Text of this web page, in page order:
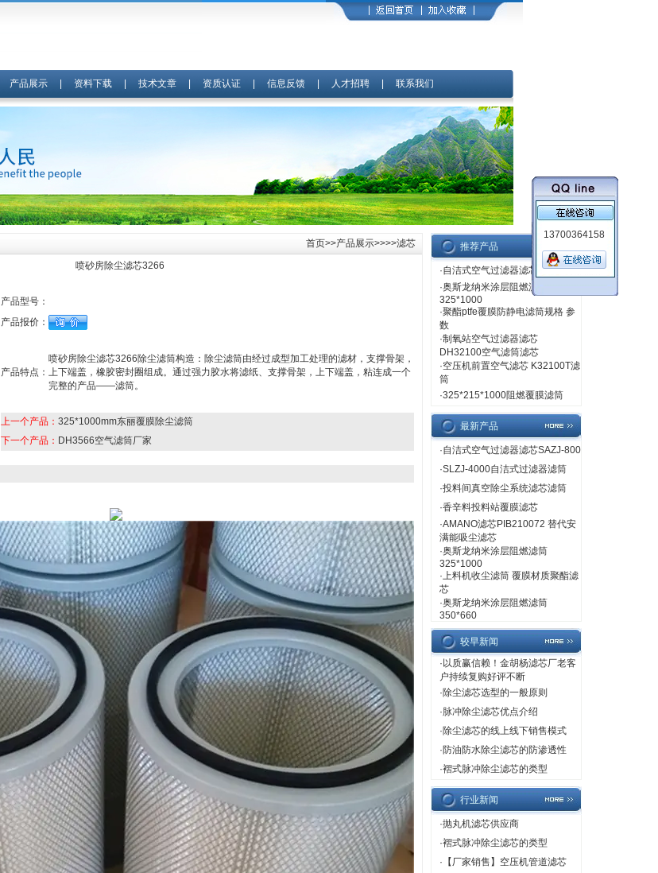
产品展示| 资料下载| 技术文章| 资质认证| 信息反馈| 人才招聘| 联系我们
首页>>产品展示>>>>滤芯
喷砂房除尘滤芯3266
产品型号：
产品报价：
产品特点：
喷砂房除尘滤芯3266除尘滤筒构造：除尘滤筒由经过成型加工处理的滤材，支撑骨架，
上下端盖，橡胶密封圈组成。通过强力胶水将滤纸、支撑骨架，上下端盖，粘连成一个
完整的产品——滤筒。
上一个产品： 325*1000mm东丽覆膜除尘滤筒
下一个产品： DH3566空气滤筒厂家
推荐产品
·自洁式空气过滤器滤芯SAZJ-800
·奥斯龙纳米涂层阻燃滤筒
325*1000
·聚酯ptfe覆膜防静电滤筒规格 参
数
·制氧站空气过滤器滤芯
DH32100空气滤筒滤芯
·空压机前置空气滤芯 K32100T滤
筒
·325*215*1000阻燃覆膜滤筒
最新产品
·自洁式空气过滤器滤芯SAZJ-800
·SLZJ-4000自洁式过滤器滤筒
·投料间真空除尘系统滤芯滤筒
·香辛料投料站覆膜滤芯
·AMANO滤芯PIB210072 替代安
满能吸尘滤芯
·奥斯龙纳米涂层阻燃滤筒
325*1000
·上料机收尘滤筒 覆膜材质聚酯滤
芯
·奥斯龙纳米涂层阻燃滤筒
350*660
较早新闻
· 以质赢信赖！金胡杨滤芯厂老客
户持续复购好评不断
·除尘滤芯选型的一般原则
· 脉冲除尘滤芯优点介绍
·除尘滤芯的线上线下销售模式
·防油防水除尘滤芯的防渗透性
·褶式脉冲除尘滤芯的类型
行业新闻
·抛丸机滤芯供应商
·褶式脉冲除尘滤芯的类型
· 【厂家销售】空压机管道滤芯
13700364158